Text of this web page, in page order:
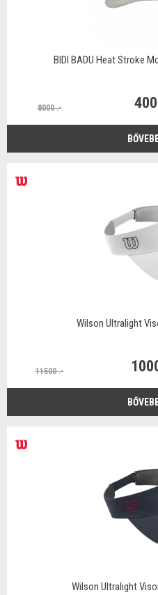
BIDI BADU Heat Stroke
8000 .-
Wilson Ultralight
11500 .-
Wilson Ultralight